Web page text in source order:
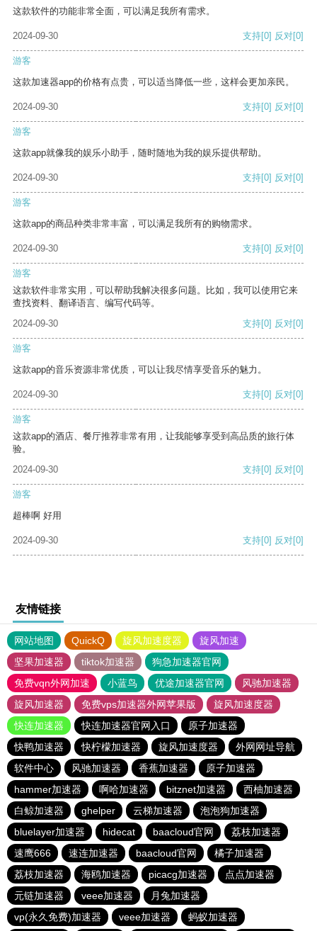
这款软件的功能非常全面，可以满足我所有需求。
2024-09-30 支持[0] 反对[0]
游客
这款加速器app的价格有点贵，可以适当降低一些，这样会更加亲民。
2024-09-30 支持[0] 反对[0]
游客
这款app就像我的娱乐小助手，随时随地为我的娱乐提供帮助。
2024-09-30 支持[0] 反对[0]
游客
这款app的商品种类非常丰富，可以满足我所有的购物需求。
2024-09-30 支持[0] 反对[0]
游客
这款软件非常实用，可以帮助我解决很多问题。比如，我可以使用它来
查找资料、翻译语言、编写代码等。
2024-09-30
支持[0] 反对[0]
游客
这款app的音乐资源非常优质，可以让我尽情享受音乐的魅力。
2024-09-30 支持[0] 反对[0]
游客
这款app的酒店、餐厅推荐非常有用，让我能够享受到高品质的旅行体
验。
2024-09-30
支持[0] 反对[0]
游客
超棒啊 好用
2024-09-30 支持[0] 反对[0]
友情链接
网站地图 QuickQ 旋风加速度器
旋风加速
坚果加速器
tiktok加速器
狗急加速器官网
免费vqn外网加速
小蓝鸟 优途加速器官网
风驰加速器
旋风加速器
免费vps加速器外网苹果版
旋风加速度器
快连加速器
快连加速器官网入口
原子加速器
快鸭加速器
快柠檬加速器 旋风加速度器
外网网址导航
软件中心
风驰加速器 香蕉加速器
原子加速器
hammer加速器
啊哈加速器 bitznet加速器
西柚加速器
白鲸加速器
ghelper 云梯加速器
泡泡狗加速器
bluelayer加速器
hidecat baacloud官网
荔枝加速器
速鹰666
速连加速器 baacloud官网
橘子加速器
荔枝加速器
海鸥加速器 picacg加速器
点点加速器
元链加速器
veee加速器
月兔加速器
vp(永久免费)加速器
veee加速器 蚂蚁加速器